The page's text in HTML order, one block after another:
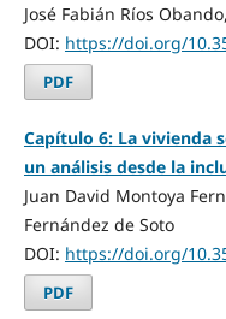
José Fabián Ríos
DOI: https://doi.org/
PDF
Capítulo 6: La vivienda
un análisis desde la
Juan David Montoya
Fernández de Soto
DOI: https://doi.org/
PDF